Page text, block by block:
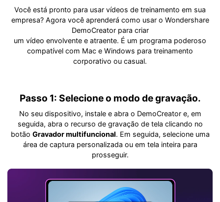
Você está pronto para usar vídeos de treinamento em sua
empresa? Agora você aprenderá como usar o Wondershare
DemoCreator para criar
um vídeo envolvente e atraente. É um programa poderoso
compatível com Mac e Windows para treinamento
corporativo ou casual.
Passo 1: Selecione o modo de gravação.
No seu dispositivo, instale e abra o DemoCreator e, em
seguida, abra o recurso de gravação de tela clicando no
botão Gravador multifuncional. Em seguida, selecione uma
área de captura personalizada ou em tela inteira para
prosseguir.